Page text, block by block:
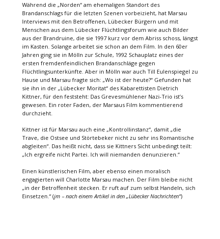
Während die „Norden“ am ehemaligen Standort des
Brandanschlags für die letzten Szenen vorbeizieht, hat Marsau
Interviews mit den Betroffenen, Lübecker Bürgern und mit
Menschen aus dem Lübecker Flüchtlingsforum wie auch Bilder
aus der Brandruine, die sie 1997 kurz vor dem Abriss schoss, längst
im Kasten. Solange arbeitet sie schon an dem Film. In den 60er
Jahren ging sie in Mölln zur Schule, 1992 Schauplatz eines der
ersten fremdenfeindlichen Brandanschläge gegen
Flüchtlingsunterkünfte. Aber in Mölln war auch Till Eulenspiegel zu
Hause und Marsau fragte sich: „Wo ist der heute?“ Gefunden hat
sie ihn in der „Lübecker Moritat“ des Kabarettisten Dietrich
Kittner, für den feststeht: Das Grevesmühlener Nazi-Trio ist’s
gewesen. Ein roter Faden, der Marsaus Film kommentierend
durchzieht.
Kittner ist für Marsau auch eine „Kontrollinstanz“, damit „die
Trave, die Ostsee und Störtebeker nicht zu sehr ins Romantische
abgleiten“. Das heißt nicht, dass sie Kittners Sicht unbedingt teilt:
„Ich ergreife nicht Partei. Ich will niemanden denunzieren.“
Einen künstlerischen Film, aber ebenso einen moralisch
engagierten will Charlotte Marsau machen. Der Film bleibe nicht
„in der Betroffenheit stecken. Er ruft auf zum selbst Handeln, sich
Einsetzen.“ (jm – nach einem Artikel in den „Lübecker Nachrichten“)